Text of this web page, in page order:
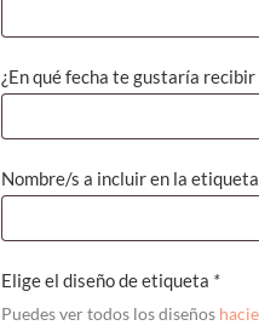
¿En qué fecha te gustaría
Nombre/s a incluir en la etiqueta
Elige el diseño de etiqueta *
Puedes ver todos los diseños